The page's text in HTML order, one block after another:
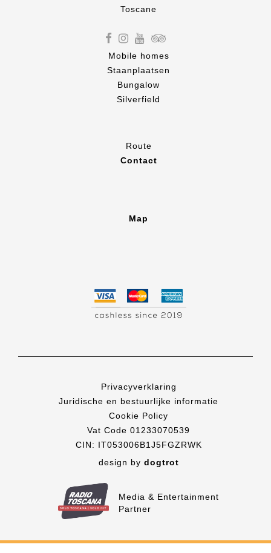
Toscane
Mobile homes
Staanplaatsen
Bungalow
Silverfield
Route
Contact
Map
Privacyverklaring
Juridische en bestuurlijke informatie
Cookie Policy
Vat Code 01233070539
CIN: IT053006B1J5FGZRWK
design by dogtrot
Media & Entertainment
Partner